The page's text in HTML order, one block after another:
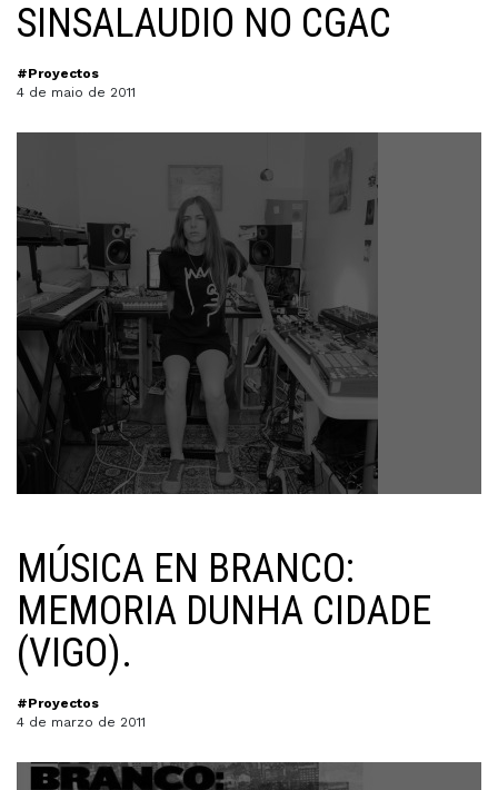
SINSALAUDIO NO CGAC
#Proyectos
4 de maio de 2011
MÚSICA EN BRANCO:
MEMORIA DUNHA CIDADE
(VIGO).
#Proyectos
4 de marzo de 2011